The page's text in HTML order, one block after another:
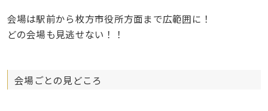
会場は駅前から枚方市役所方面まで広範囲に！
どの会場も見逃せない！！
会場ごとの見どころ